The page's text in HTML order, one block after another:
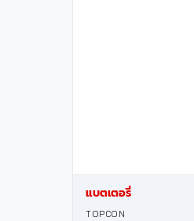
แบตเตอรี่
TOPCON